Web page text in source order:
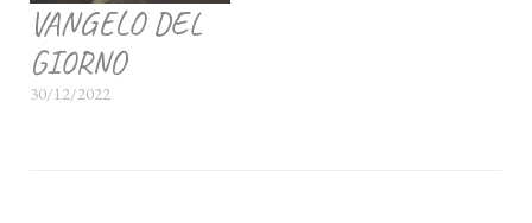
VANGELO DEL
GIORNO
30/12/2022